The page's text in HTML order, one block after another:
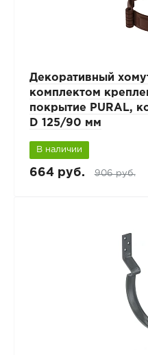
Декоративный
комплектом
покрытие PURAL,
D 125/90 мм
В наличии
664 руб. 906 руб.